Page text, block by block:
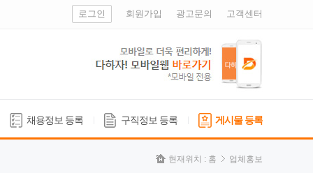
로그인 회원가입 광고문의 고객센터
채용정보 등록 구직정보 등록 게시물 등록
현재위치 : 홈 업체홍보